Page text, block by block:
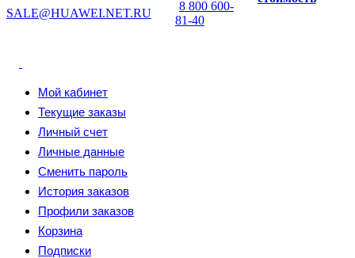
SALE@HUAWEI.NET.RU
8 800 600-
81-40
Мой кабинет
Текущие заказы
Личный счет
Личные данные
Сменить пароль
История заказов
Профили заказов
Корзина
Подписки